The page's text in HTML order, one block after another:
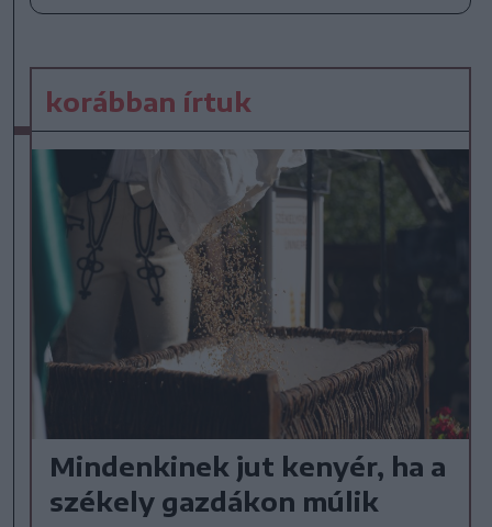
korábban írtuk
Mindenkinek jut kenyér, ha a
székely gazdákon múlik